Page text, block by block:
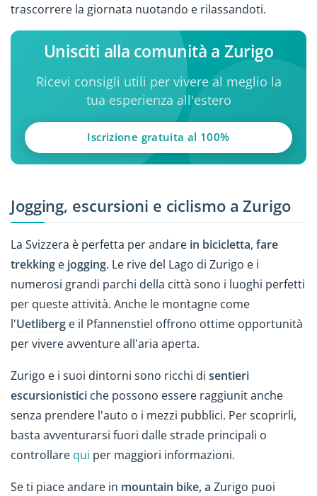
trascorrere la giornata nuotando e rilassandoti.
Unisciti alla comunità a Zurigo
Ricevi consigli utili per vivere al meglio la
tua esperienza all'estero
Iscrizione gratuita al 100%
Jogging, escursioni e ciclismo a Zurigo
La Svizzera è perfetta per andare in bicicletta, fare
trekking e jogging. Le rive del Lago di Zurigo e i
numerosi grandi parchi della città sono i luoghi perfetti
per queste attività. Anche le montagne come
l'Uetliberg e il Pfannenstiel offrono ottime opportunità
per vivere avventure all'aria aperta.
Zurigo e i suoi dintorni sono ricchi di sentieri
escursionistici che possono essere raggiunit anche
senza prendere l'auto o i mezzi pubblici. Per scoprirli,
basta avventurarsi fuori dalle strade principali o
controllare qui per maggiori informazioni.
Se ti piace andare in mountain bike, a Zurigo puoi